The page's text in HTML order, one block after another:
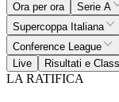
Ora per ora Serie A
Supercoppa Italiana
Conference League
Live
Risultati e
LA RATIFICA